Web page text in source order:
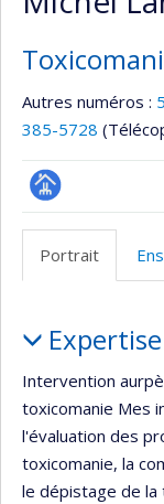
Autres numéros :
385-5728
Page
Portrait
Intervention
toxicomanie Mes
l'évaluation des
toxicomanie, la
le dépistage de la